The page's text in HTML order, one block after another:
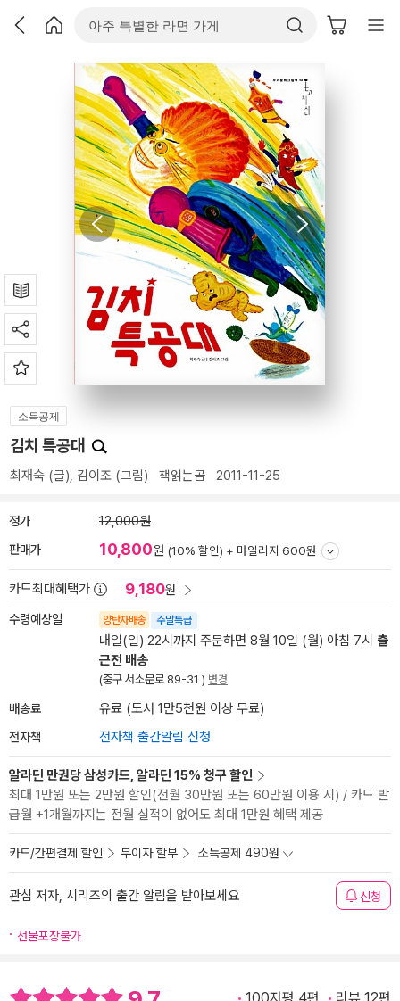
소득공제
김치 특공대
최재숙 (글), 김이조 (그림) 책읽는곰 2011-11-25
정가 12,000원
판매가 10,800원 (10% 할인) + 마일리지 600원
카드최대혜택가 9,180원
수령예상일 양탄자배송 주말특급
내일(일) 22시까지 주문하면 8월 10일 (월) 아침 7시 출
근전 배송
(중구 서소문로 89-31 ) 변경
배송료 유료 (도서 1만5천원 이상 무료)
전자책 전자책 출간알림 신청
알라딘 만권당 삼성카드, 알라딘 15% 청구 할인
최대 1만원 또는 2만원 할인(전월 30만원 또는 60만원 이용 시) / 카드 발
급월 +1개월까지는 전월 실적이 없어도 최대 1만원 혜택 제공
카드/간편결제 할인 무이자 할부 소득공제 490원
관심 저자, 시리즈의 출간 알림을 받아보세요 신청
선물포장불가